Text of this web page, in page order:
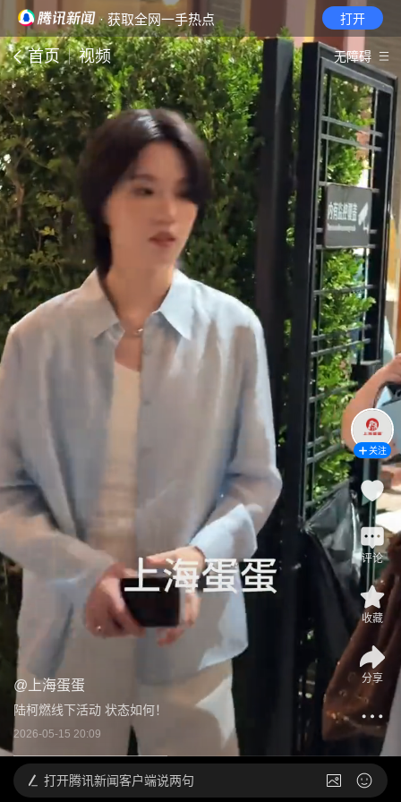
· 获取全网一手热点 打开
首页 视频 无障碍
@ 上海蛋蛋
陆柯燃线下活动 状态如何！
2026-05-15 20:09
关注
评论
收藏
分享
打开腾讯新闻客户端说两句